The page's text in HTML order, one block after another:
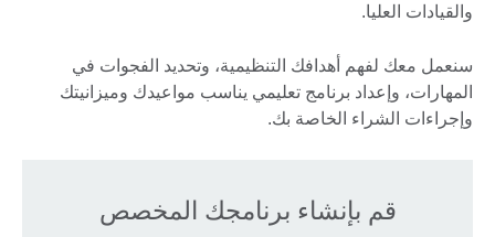
والقيادات العليا.
سنعمل معك لفهم أهدافك التنظيمية، وتحديد الفجوات في
المهارات، وإعداد برنامج تعليمي يناسب مواعيدك وميزانيتك
وإجراءات الشراء الخاصة بك.
قم بإنشاء برنامجك المخصص